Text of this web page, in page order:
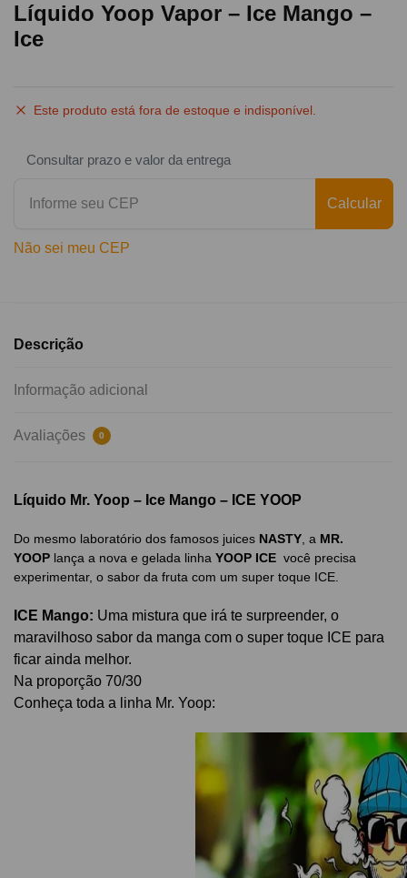
Líquido Yoop Vapor – Ice Mango –
Ice
Este produto está fora de estoque e indisponível.
Consultar prazo e valor da entrega
Calcular
Não sei meu CEP
Descrição
Informação adicional
Avaliações 0
Líquido Mr. Yoop – Ice Mango – ICE YOOP​
Do mesmo laboratório dos famosos juices NASTY , a MR.
YOOP lança a nova e gelada linha YOOP ICE você precisa
experimentar, o sabor da fruta com um super toque ICE.
ICE Mango: Uma mistura que irá te surpreender, o
maravilhoso sabor da manga com o super toque ICE para
ficar ainda melhor.
Na proporção 70/30
Conheça toda a linha Mr. Yoop: